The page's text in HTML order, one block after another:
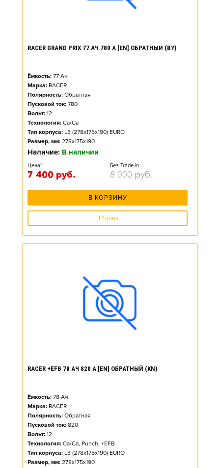
RACER GRAND PRIX 77 АЧ 780 А [EN] ОБРАТНЫЙ (BY)
Ёмкость: 77 Ач
Марка: RACER
Полярность: Обратная
Пусковой ток: 780
Вольт: 12
Технология: Ca/Ca
Тип корпуса: L3 (278x175x190) EURO
Размер, мм: 278x175x190
Наличие: В наличии
Цена*
7 400 руб.
Без Trade-in
8 000 руб.
В КОРЗИНУ
В 1 клик
RACER +EFB 78 АЧ 820 А [EN] ОБРАТНЫЙ (KN)
Ёмкость: 78 Ач
Марка: RACER
Полярность: Обратная
Пусковой ток: 820
Вольт: 12
Технология: Ca/Ca, Punch, +EFB
Тип корпуса: L3 (278x175x190) EURO
Размер, мм: 278x175x190